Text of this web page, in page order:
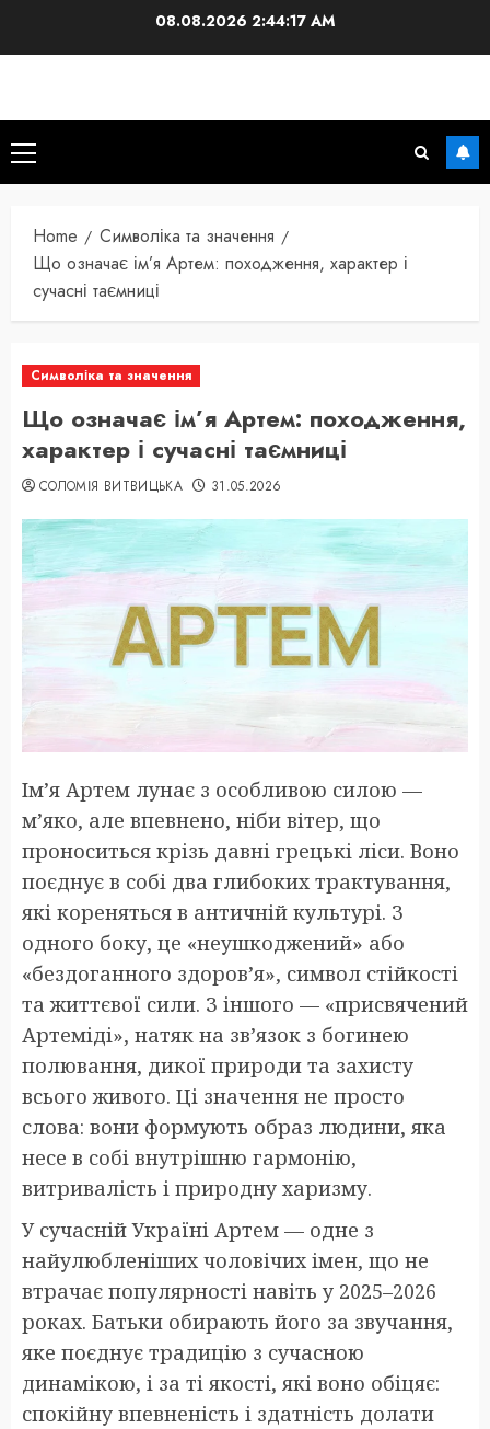
08.08.2026 2:44:18 AM
Primary
Menu
Home
Символіка та значення
Що означає ім’я Артем: походження, характер і
сучасні таємниці
Символіка та значення
Що означає ім’я Артем: походження,
характер і сучасні таємниці
СОЛОМІЯ ВИТВИЦЬКА 31.05.2026
Ім’я Артем лунає з особливою силою —
м’яко, але впевнено, ніби вітер, що
проноситься крізь давні грецькі ліси. Воно
поєднує в собі два глибоких трактування,
які кореняться в античній культурі. З
одного боку, це «неушкоджений» або
«бездоганного здоров’я», символ стійкості
та життєвої сили. З іншого — «присвячений
Артеміді», натяк на зв’язок з богинею
полювання, дикої природи та захисту
всього живого. Ці значення не просто
слова: вони формують образ людини, яка
несе в собі внутрішню гармонію,
витривалість і природну харизму.
У сучасній Україні Артем — одне з
найулюбленіших чоловічих імен, що не
втрачає популярності навіть у 2025–2026
роках. Батьки обирають його за звучання,
яке поєднує традицію з сучасною
динамікою, і за ті якості, які воно обіцяє:
спокійну впевненість і здатність долати